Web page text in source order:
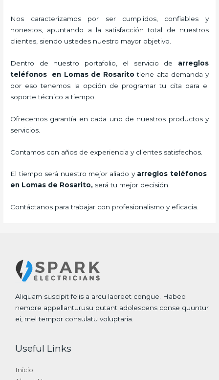
Nos caracterizamos por ser cumplidos, confiables y
honestos, apuntando a la satisfacción total de nuestros
clientes, siendo ustedes nuestro mayor objetivo.
Dentro de nuestro portafolio, el servicio de arreglos
teléfonos en Lomas de Rosarito tiene alta demanda y
por eso tenemos la opción de programar tu cita para el
soporte técnico a tiempo.
Ofrecemos garantía en cada uno de nuestros productos y
servicios.
Contamos con años de experiencia y clientes satisfechos.
El tiempo será nuestro mejor aliado y arreglos teléfonos
en Lomas de Rosarito, será tu mejor decisión.
Contáctanos para trabajar con profesionalismo y eficacia.
Aliquam suscipit felis a arcu laoreet congue. Habeo
nemore appellanturusu putant adolescens conse quuntur
ei, mel tempor consulatu voluptaria.
Useful Links
Inicio